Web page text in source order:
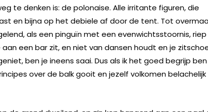
te denken is: de polonaise. Alle irritante figuren, die
en bijna op het debiele af door de tent. Tot
als een pinguïn met een evenwichtsstoornis, riep
aan een bar zit, en niet van dansen houdt en je
ben je ineens saai. Dus als ik het goed begrijp ben
over de balk gooit en jezelf volkomen